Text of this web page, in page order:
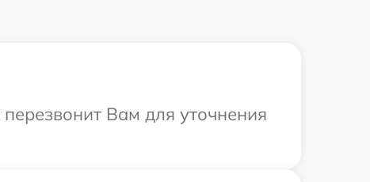
Вам для уточнения